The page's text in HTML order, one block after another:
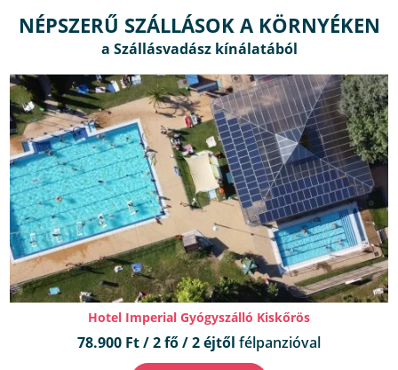
NÉPSZERŰ SZÁLLÁSOK A KÖRNYÉKEN
Hotel Imperial Gyógyszálló Kiskőrös
78.900 Ft / 2 fő / 2 éjtől félpanzióval